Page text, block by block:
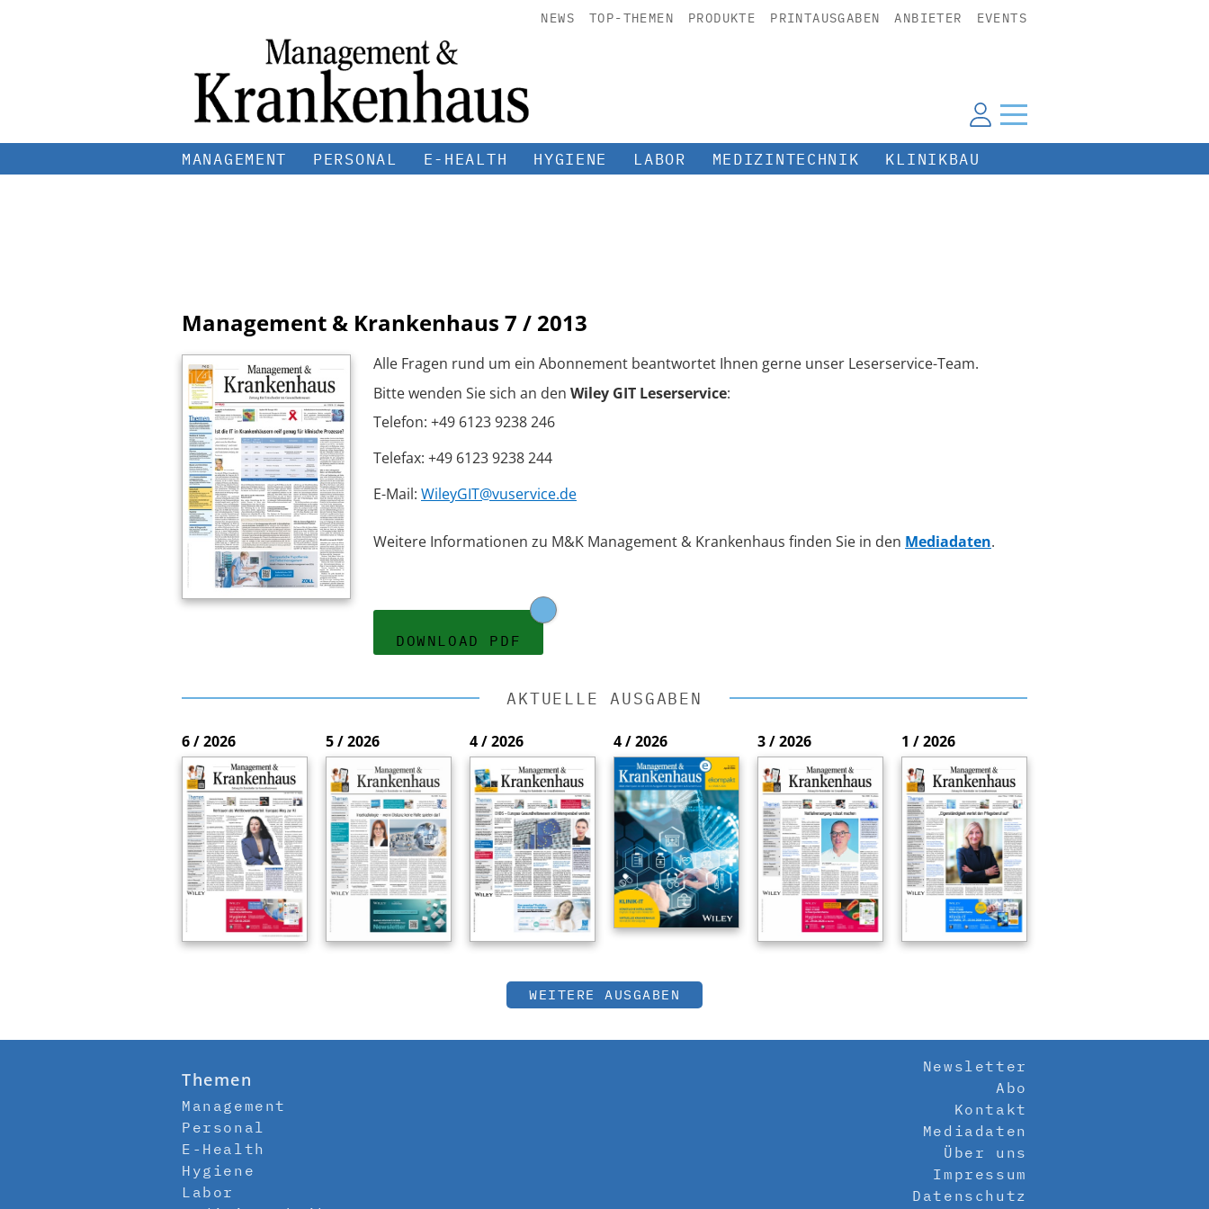
NEWS TOP-THEMEN PRODUKTE PRINTAUSGABEN ANBIETER EVENTS
MANAGEMENT PERSONAL E-HEALTH HYGIENE LABOR MEDIZINTECHNIK KLINIKBAU
Management & Krankenhaus 7 / 2013
Alle Fragen rund um ein Abonnement beantwortet Ihnen gerne unser Leserservice-Team.
Bitte wenden Sie sich an den Wiley GIT Leserservice:
Telefon: +49 6123 9238 246
Telefax: +49 6123 9238 244
E-Mail: WileyGIT@vuservice.de
Weitere Informationen zu M&K Management & Krankenhaus finden Sie in den Mediadaten.
DOWNLOAD PDF
AKTUELLE AUSGABEN
6 / 2026 5 / 2026 4 / 2026 4 / 2026 3 / 2026 1 / 2026
WEITERE AUSGABEN
Themen
Management
Personal
E-Health
Hygiene
Labor
Newsletter
Abo
Kontakt
Mediadaten
Über uns
Impressum
Datenschutz